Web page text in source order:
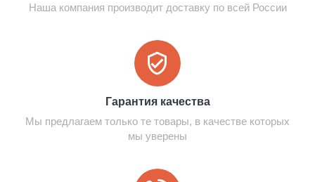
Наша компания производит доставку по всей России
Гарантия качества
Мы предлагаем только те товары, в качестве которых
мы уверены